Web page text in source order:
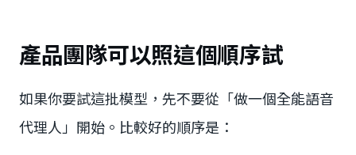
產品團隊可以照這個順序試
如果你要試這批模型，先不要從「做一個全能語音
代理人」開始。比較好的順序是：